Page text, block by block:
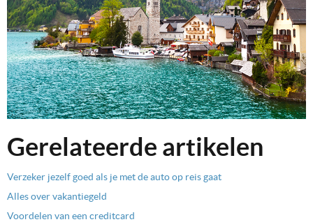
Gerelateerde artikelen
Verzeker jezelf goed als je met de auto op reis gaat
Alles over vakantiegeld
Voordelen van een creditcard